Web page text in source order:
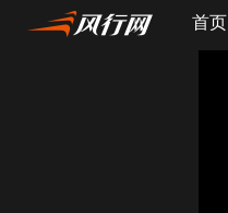
首页